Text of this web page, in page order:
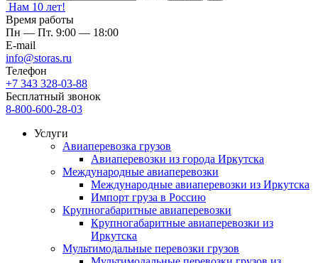
Нам 10 лет!
Время работы
Пн — Пт. 9:00 — 18:00
E-mail
info@storas.ru
Телефон
+7 343 328-03-88
Бесплатный звонок
8-800-600-28-03
Услуги
Авиаперевозка грузов
Авиаперевозки из города Иркутска
Международные авиаперевозки
Международные авиаперевозки из Иркутска
Импорт груза в Россию
Крупногабаритные авиаперевозки
Крупногабаритные авиаперевозки из
Иркутска
Мультимодальные перевозки грузов